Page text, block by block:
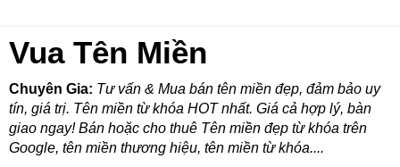
Vua Tên Miền
Chuyên Gia: Tư vấn & Mua bán tên miền đẹp, đảm bảo uy
tín, giá trị. Tên miền từ khóa HOT nhất. Giá cả hợp lý, bàn
giao ngay! Bán hoặc cho thuê Tên miền đẹp từ khóa trên
Google, tên miền thương hiệu, tên miền từ khóa....